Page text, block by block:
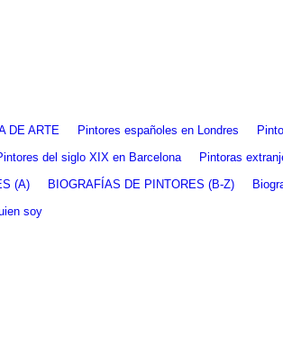
DE ARTE Pintores españoles en Londres
del siglo XIX en Barcelona Pintoras
(A)
BIOGRAFÍAS DE PINTORES (B-Z)
soy